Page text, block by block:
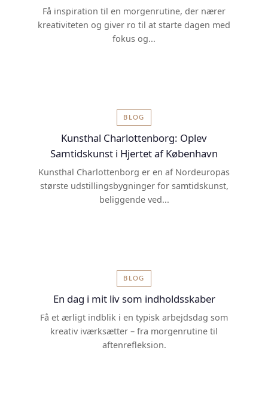
Få inspiration til en morgenrutine, der nærer
kreativiteten og giver ro til at starte dagen med
fokus og...
BLOG
Kunsthal Charlottenborg: Oplev
Samtidskunst i Hjertet af København
Kunsthal Charlottenborg er en af Nordeuropas
største udstillingsbygninger for samtidskunst,
beliggende ved...
BLOG
En dag i mit liv som indholdsskaber
Få et ærligt indblik i en typisk arbejdsdag som
kreativ iværksætter – fra morgenrutine til
aftenrefleksion.